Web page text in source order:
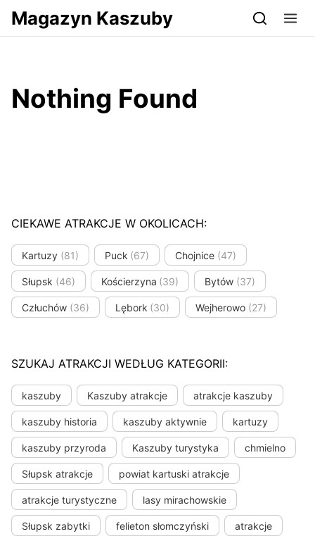
Przejdź do serwisu magazynkaszuby.pl
Magazyn Kaszuby
Nothing Found
CIEKAWE ATRAKCJE W OKOLICACH:
Kartuzy (81) Puck (67) Chojnice (47)
Słupsk (46) Kościerzyna (39) Bytów (37)
Człuchów (36) Lębork (30) Wejherowo (27)
SZUKAJ ATRAKCJI WEDŁUG KATEGORII:
kaszuby Kaszuby atrakcje atrakcje kaszuby
kaszuby historia kaszuby aktywnie kartuzy
kaszuby przyroda Kaszuby turystyka chmielno
Słupsk atrakcje powiat kartuski atrakcje
atrakcje turystyczne lasy mirachowskie
Słupsk zabytki felieton słomczyński atrakcje